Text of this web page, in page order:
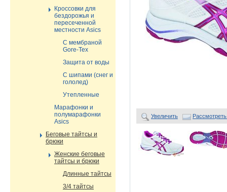
Увеличить
Кроссовки для
бездорожья и
пересеченной
местности Asics
С мембраной
Gore-Tex
Защита от воды
С шипами (снег и
гололед)
Утепленные
Марафонки и
полумарафонки
Asics
Беговые тайтсы и
брюки
Женские беговые
тайтсы и брюки
Длинные тайтсы
3/4 тайтсы